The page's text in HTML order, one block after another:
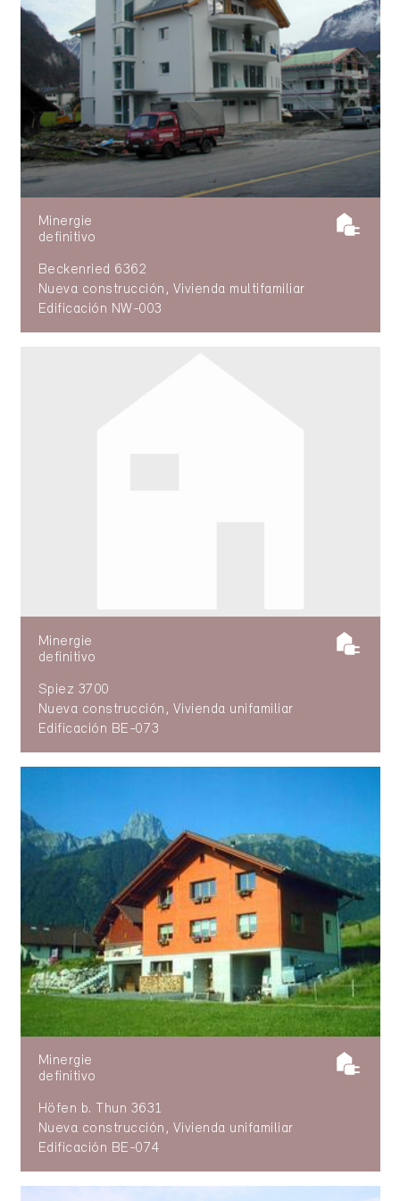
Minergie
definitivo
Beckenried 6362
Nueva construcción, Vivienda multifamiliar
Edificación NW-003
Minergie
definitivo
Spiez 3700
Nueva construcción, Vivienda unifamiliar
Edificación BE-073
Minergie
definitivo
Höfen b. Thun 3631
Nueva construcción, Vivienda unifamiliar
Edificación BE-074